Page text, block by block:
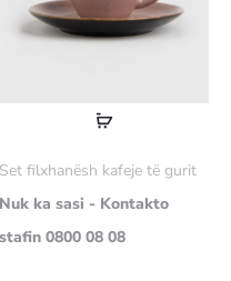
Lexoni
shumë
Set filxhanësh kafeje të gurit
Nuk ka sasi - Kontakto
stafin 0800 08 08